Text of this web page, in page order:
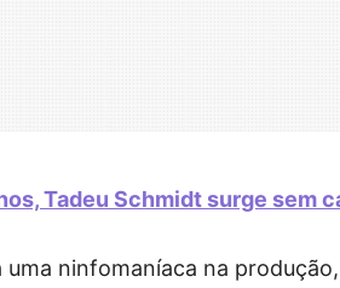
Tadeu Schmidt surge sem
uma ninfomaníaca na